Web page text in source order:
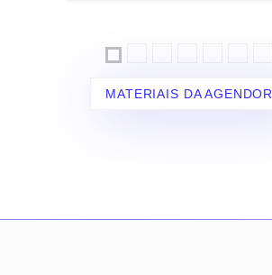
MATERIAIS DA AGENDOR